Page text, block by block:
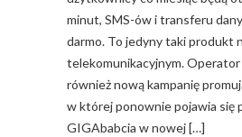
minut, SMS-ów i transferu
darmo. To jedyny taki produkt
telekomunikacyjnym. Operator
również nową kampanię
w której ponownie pojawia się
GIGAbabcia w nowej […]